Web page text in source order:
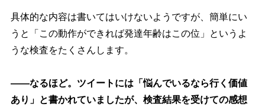
具体的な内容は書いてはいけないようですが、簡単にい
うと「この動作ができれば発達年齢はこの位」というよ
うな検査をたくさんします。
――なるほど。ツイートには「悩んでいるなら行く価値
あり」と書かれていましたが、検査結果を受けての感想